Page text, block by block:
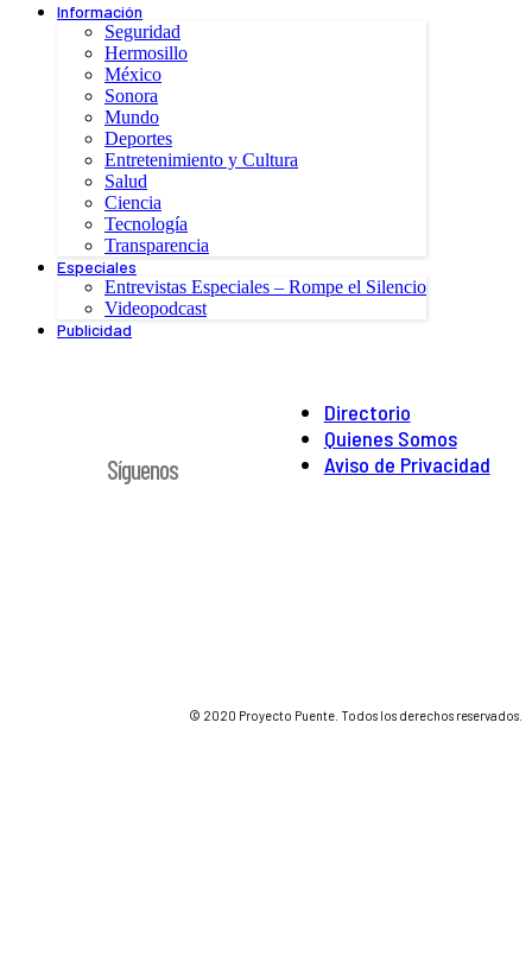
Información
Seguridad
Hermosillo
México
Sonora
Mundo
Deportes
Entretenimiento y Cultura
Salud
Ciencia
Tecnología
Transparencia
Especiales
Entrevistas Especiales – Rompe el Silencio
Videopodcast
Publicidad
Directorio
Quienes Somos
Aviso de Privacidad
Síguenos
© 2020 Proyecto Puente. Todos los derechos reservados.